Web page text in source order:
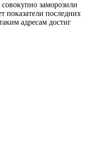
заморозили
показатели последних
адресам достиг